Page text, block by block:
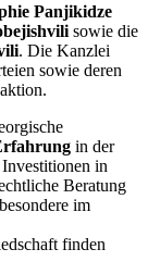
Panjikidze
sowie die
. Die Kanzlei
sowie deren
in der
in
Beratung
im
finden